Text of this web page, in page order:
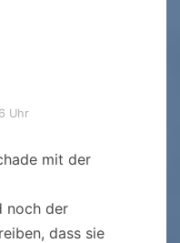
Uhr
mit der
noch der
dass sie